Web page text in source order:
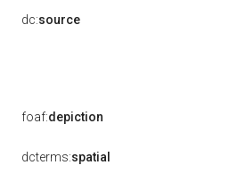
dc:source
foaf:depiction
dcterms:spatial